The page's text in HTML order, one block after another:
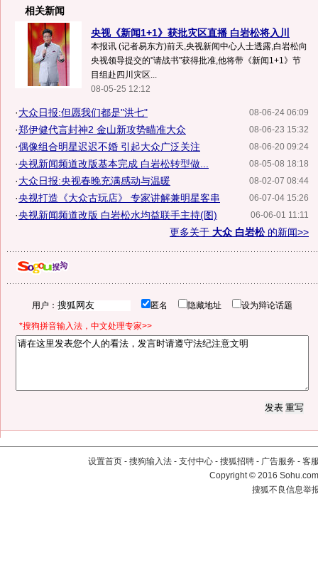
相关新闻
央视《新闻1+1》获批灾区直播 白岩松将入川
本报讯 (记者易东方)前天,央视新闻中心人士透露,白岩松向
央视领导提交的"请战书"获得批准,他将带《新闻1+1》节
目组赴四川灾区...
08-05-25 12:12
08-06-24 06:09
·大众日报:但愿我们都是"洪七"
08-06-23 15:32
·郑伊健代言封神2 金山新攻势瞄准大众
08-06-20 09:24
·偶像组合明星迟迟不婚 引起大众广泛关注
08-05-08 18:18
·央视新闻频道改版基本完成 白岩松转型做...
08-02-07 08:44
·大众日报:央视春晚充满感动与温暖
06-07-04 15:26
·央视打造《大众古玩店》 专家讲解兼明星客串
06-06-01 11:11
·央视新闻频道改版 白岩松水均益联手主持(图)
更多关于 大众 白岩松的新闻>>
用户： 匿名 隐藏地址 设为辩论话题
*搜狗拼音输入法，中文处理专家>>
设置首页 - 搜狗输入法 - 支付中心 - 搜狐招聘 - 广告服务 - 客
Copyright©2016
搜狐不良信息举